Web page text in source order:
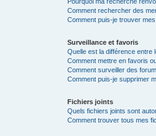
Comment rechercher des
Comment puis-je trouver
Surveillance et favoris
Quelle est la différence entre
Comment mettre en favoris
Comment surveiller des
Comment puis-je supprimer
Fichiers joints
Quels fichiers joints sont
Comment trouver tous mes